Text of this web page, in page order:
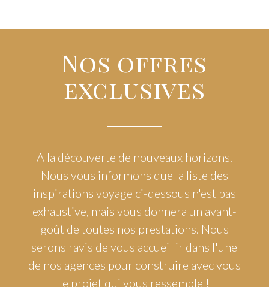
Nos offres
exclusives
A la découverte de nouveaux horizons.
Nous vous informons que la liste des
inspirations voyage ci-dessous n'est pas
exhaustive, mais vous donnera un avant-
goût de toutes nos prestations. Nous
serons ravis de vous accueillir dans l'une
de nos agences pour construire avec vous
le projet qui vous ressemble !